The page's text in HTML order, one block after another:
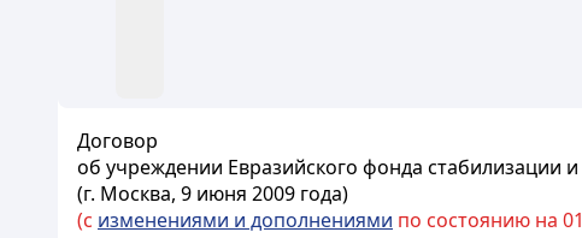
Договор
об учреждении Евразийского фонда стабилизации и
(г. Москва, 9 июня 2009 года)
(с изменениями и дополнениями по состоянию на